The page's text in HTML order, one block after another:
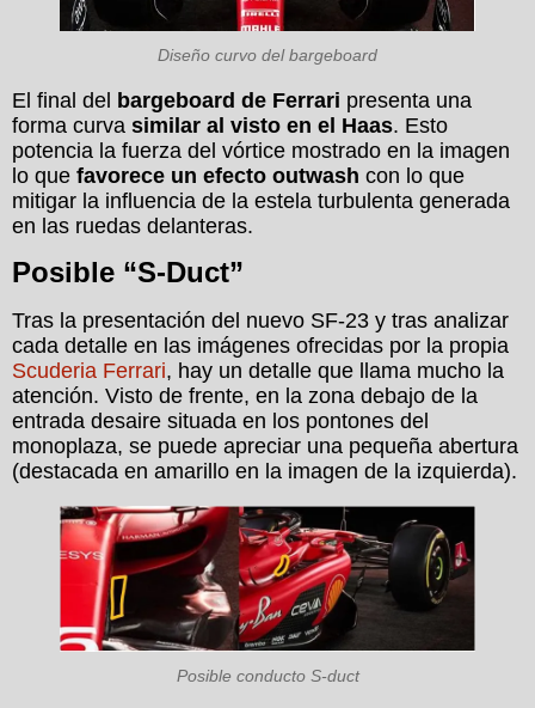
Diseño curvo del bargeboard
El final del bargeboard de Ferrari presenta una
forma curva similar al visto en el Haas. Esto
potencia la fuerza del vórtice mostrado en la imagen
lo que favorece un efecto outwash con lo que
mitigar la influencia de la estela turbulenta generada
en las ruedas delanteras.
Posible “S-Duct”
Tras la presentación del nuevo SF-23 y tras analizar
cada detalle en las imágenes ofrecidas por la propia
Scuderia Ferrari, hay un detalle que llama mucho la
atención. Visto de frente, en la zona debajo de la
entrada desaire situada en los pontones del
monoplaza, se puede apreciar una pequeña abertura
(destacada en amarillo en la imagen de la izquierda).
Posible conducto S-duct